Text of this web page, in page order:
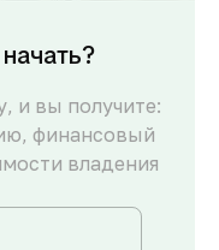
и вы получите:
финансовый
владения